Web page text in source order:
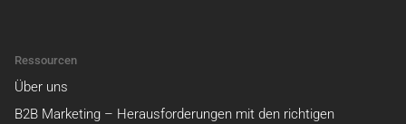
Ressourcen
Über uns
B2B Marketing – Herausforderungen mit den richtigen